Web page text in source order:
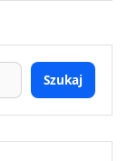
Szukaj